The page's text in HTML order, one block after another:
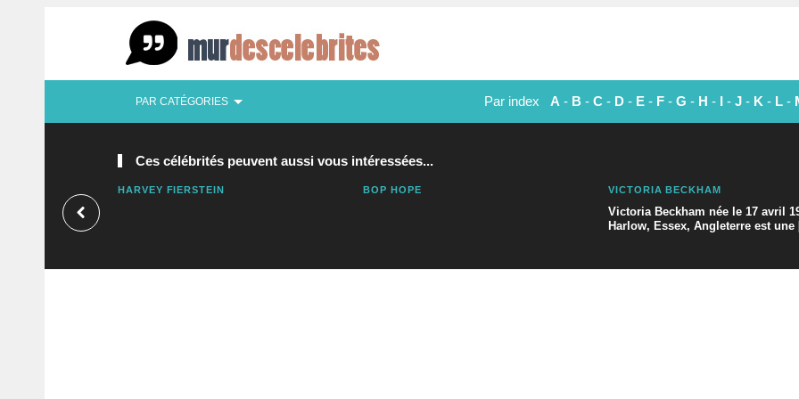
PAR CATÉGORIES Par index A - B - C - D - E - F - G - H - I - J - K - L -
Ces célébrités peuvent aussi vous intéressées...
HARVEY FIERSTEIN BOP HOPE VICTORIA BECKHAM
Victoria Beckham née le 17 avril
Harlow, Essex, Angleterre est une